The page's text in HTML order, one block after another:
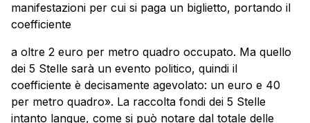
manifestazioni per cui si paga un biglietto, portando il
coefficiente
a oltre 2 euro per metro quadro occupato. Ma quello
dei 5 Stelle sarà un evento politico, quindi il
coefficiente è decisamente agevolato: un euro e 40
per metro quadro». La raccolta fondi dei 5 Stelle
intanto langue, come si può notare dal totale delle